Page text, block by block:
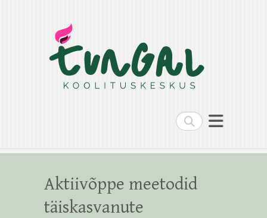
Search
Aktiivõppe meetodid
täiskasvanute